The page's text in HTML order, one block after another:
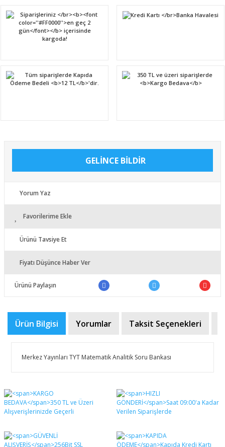
GELİNCE BİLDİR
Yorum Yaz
Favorilerime Ekle
Ürünü Tavsiye Et
Fiyatı Düşünce Haber Ver
Ürünü Paylaşın
Ürün Bilgisi Yorumlar Taksit Seçenekleri
Merkez Yayınları TYT Matematik Analitik Soru Bankası
Bu ürüne ilk yorumu siz yapın!
Yorum Yaz
Bu ürünün fiyat bilgisi, resim, ürün açıklamalarında ve
diğer konularda yetersiz gördüğünüz noktaları öneri
formunu kullanarak tarafımıza iletebilirsiniz.
Görüş ve önerileriniz için teşekkür ederiz.
Ürün resmi kalitesiz, bozuk veya görüntülenemiyor.